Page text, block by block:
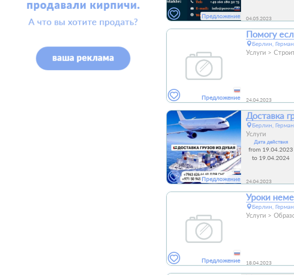
Предложение 04.05.2023
Предложение
Помогу
Берлин,
Услуги
24.04.2023
Предложение
Доставка
Берлин,
Услуги
Дата действия
from 19.04.2023
to 19.04.2024
24.04.2023
Предложение
Уроки
Берлин,
Услуги
18.04.2023